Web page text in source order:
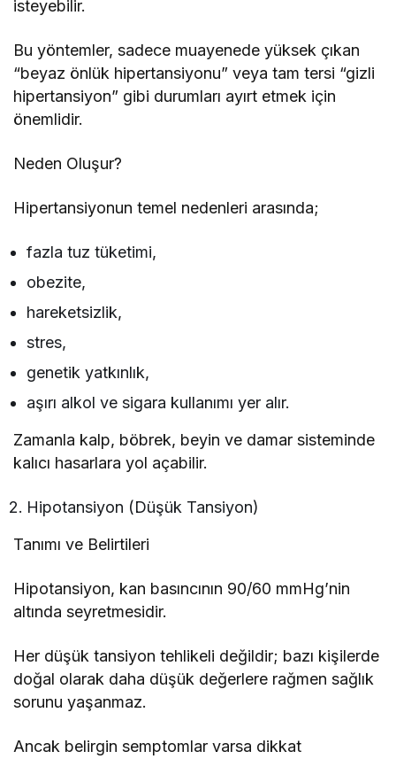
isteyebilir.
Bu yöntemler, sadece muayenede yüksek çıkan
“beyaz önlük hipertansiyonu” veya tam tersi “gizli
hipertansiyon” gibi durumları ayırt etmek için
önemlidir.
Neden Oluşur?
Hipertansiyonun temel nedenleri arasında;
fazla tuz tüketimi,
obezite,
hareketsizlik,
stres,
genetik yatkınlık,
aşırı alkol ve sigara kullanımı yer alır.
Zamanla kalp, böbrek, beyin ve damar sisteminde
kalıcı hasarlara yol açabilir.
Hipotansiyon (Düşük Tansiyon)
Tanımı ve Belirtileri
Hipotansiyon, kan basıncının 90/60 mmHg’nin
altında seyretmesidir.
Her düşük tansiyon tehlikeli değildir; bazı kişilerde
doğal olarak daha düşük değerlere rağmen sağlık
sorunu yaşanmaz.
Ancak belirgin semptomlar varsa dikkat